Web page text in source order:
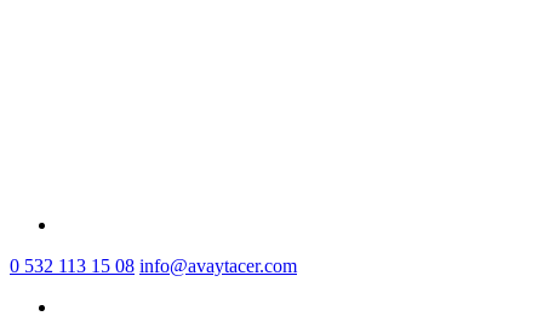
0 532 113 15 08 info@avaytacer.com